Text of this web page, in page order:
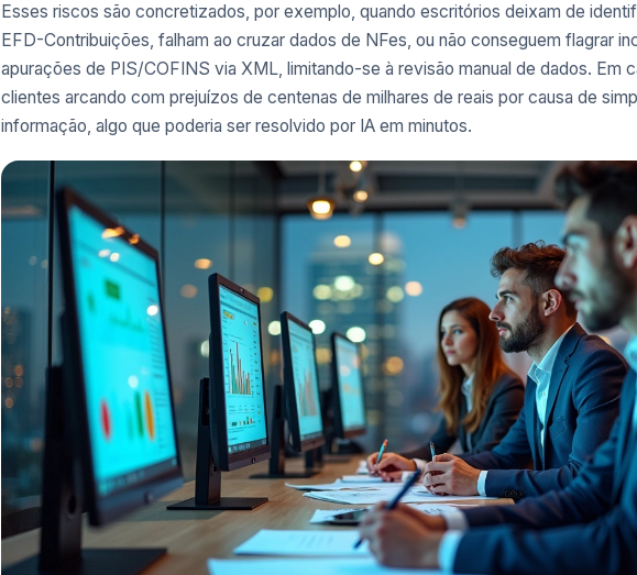
Esses riscos são concretizados, por exemplo, quando escritórios deixam de
EFD-Contribuições, falham ao cruzar dados de NFes, ou não conseguem flagrar
apurações de PIS/COFINS via XML, limitando-se à revisão manual de dados. Em
clientes arcando com prejuízos de centenas de milhares de reais por causa de
informação, algo que poderia ser resolvido por IA em minutos.